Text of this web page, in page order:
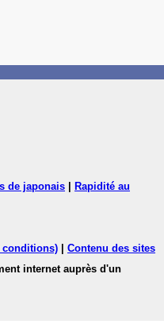
de japonais
Rapidité au
conditions)
Contenu des sites
internet auprès d'un